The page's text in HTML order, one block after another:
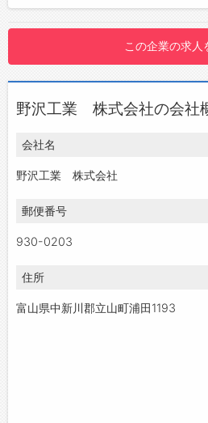
転職ノウハウ(応募書類の書き方・面
お問い合わせ
よくあるご質問
この企業の求人
野沢工業 株式会社の会社
会社名
野沢工業 株式会社
郵便番号
930-0203
住所
富山県中新川郡立山町浦田1193